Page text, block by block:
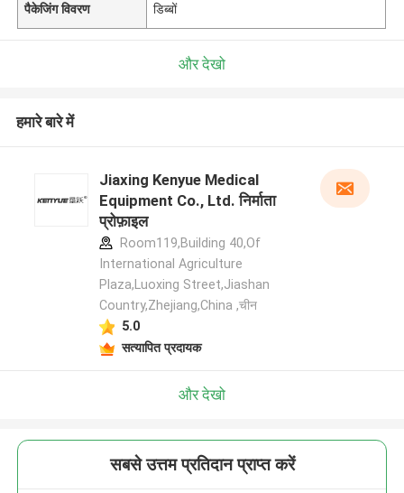
पैकेजिंग विवरण डिब्बों
और देखो
हमारे बारे में
Jiaxing Kenyue Medical
Equipment Co., Ltd. निर्माता
प्रोफ़ाइल
Room119,Building 40,Of
International Agriculture
Plaza,Luoxing Street,Jiashan
Country,Zhejiang,China ,चीन
5.0
सत्यापित प्रदायक
और देखो
सबसे उत्तम प्रतिदान प्राप्त करें